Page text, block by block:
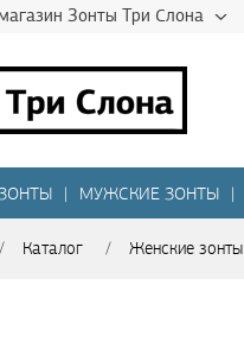
Зонты Три Слона
| МУЖСКИЕ ЗОНТЫ |
/ Каталог / Женские зонты